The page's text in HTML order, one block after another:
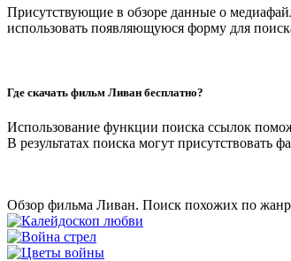
Присутствующие в обзоре данные о
использовать появляющуюся форму для
Где скачать фильм Ливан бесплатно?
Использование функции поиска ссылок
В результатах поиска могут присутствовать
Обзор фильма Ливан. Поиск похожих по